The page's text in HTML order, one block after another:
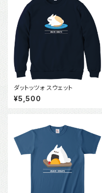
ダットッツォ スウェット
¥5,500